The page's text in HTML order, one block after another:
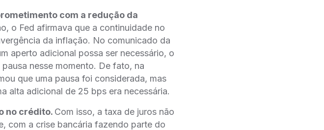
com a redução da
o Fed afirmava que a continuidade no
da inflação. No comunicado da
aperto adicional possa ser necessário, o
nesse momento. De fato, na
que uma pausa foi considerada, mas
alta adicional de 25 bps era necessária.
no crédito. Com isso, a taxa de juros não
com a crise bancária fazendo parte do